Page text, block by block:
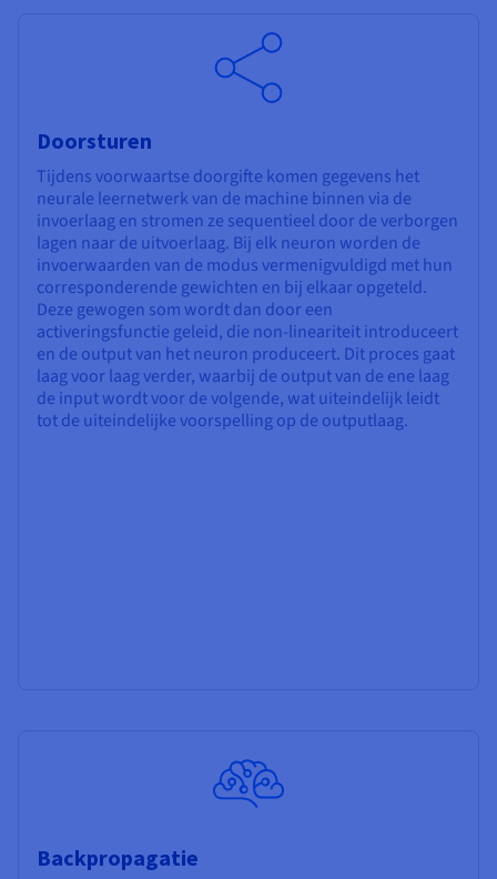
Doorsturen
Tijdens voorwaartse doorgifte komen gegevens het
neurale leernetwerk van de machine binnen via de
invoerlaag en stromen ze sequentieel door de verborgen
lagen naar de uitvoerlaag. Bij elk neuron worden de
invoerwaarden van de modus vermenigvuldigd met hun
corresponderende gewichten en bij elkaar opgeteld.
Deze gewogen som wordt dan door een
activeringsfunctie geleid, die non-lineariteit introduceert
en de output van het neuron produceert. Dit proces gaat
laag voor laag verder, waarbij de output van de ene laag
de input wordt voor de volgende, wat uiteindelijk leidt
tot de uiteindelijke voorspelling op de outputlaag.
Backpropagatie